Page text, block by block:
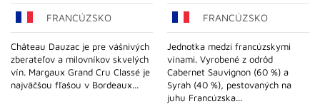
FRANCÚZSKO
Château Dauzac je pre vášnivých
zberateľov a milovníkov skvelých
vín. Margaux Grand Cru Classé je
najväčšou fľašou v Bordeaux...
FRANCÚZSKO
Jednotka medzi francúzskymi
vínami. Vyrobené z odrôd
Cabernet Sauvignon (60 %) a
Syrah (40 %), pestovaných na
juhu Francúzska...